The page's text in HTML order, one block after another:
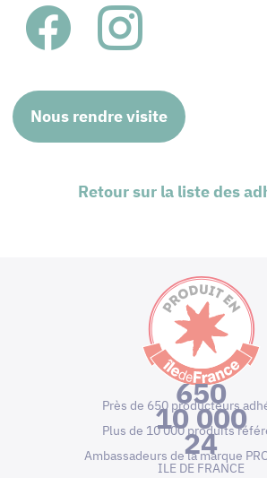
Nous rendre visite
Retour sur la liste des
650
Près de 650 producteurs
10 000
Plus de 10 000 produits
24
Ambassadeurs de la marque
ILE DE FRANCE